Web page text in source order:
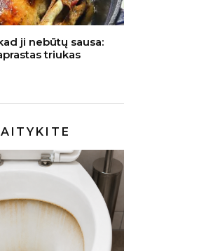
ji nebūtų sausa:
triukas